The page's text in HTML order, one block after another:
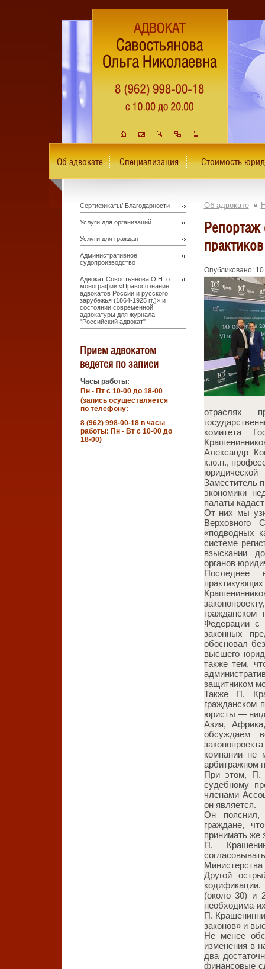
Об адвокате Специализация Стоимость
Сертификаты/ Благодарности
Услуги для организаций
Услуги для граждан
Административное
судопроизводство
Адвокат Совостьянова О.Н. о
монографии «Правосознание
адвокатов России и русского
зарубежья (1864-1925 гг.)» и
состоянии современной
адвокатуры для журнала
"Российский адвокат"
Прием адвокатом
ведется по записи
Часы работы:
Пн - Пт с 10-00 до 18-00
(запись осуществляется
по телефону:
8 (962) 998-00-18 в часы
работы: Пн - Вт с 10-00 до
18-00)
Об адвокате
практиков
Опубликовано:
отраслях
комитета
Александр
к.ю.н.,
Заместитель
экономики
палаты
От них мы
Верховного
«подводных
системе
взыскании
органов
Последнее
гражданском
Федерации с
законных
обосновал
высшего
также тем,
защитником
Также П.
гражданском
юристы —
Азия,
обсуждаем
компании не
арбитражном
При этом, П.
судебному
членами
он является.
Он пояснил,
граждане,
принимать же
П.
Другой
(около 30) и
необходима
П.
законов» и
Не менее
изменения в
два
финансовые